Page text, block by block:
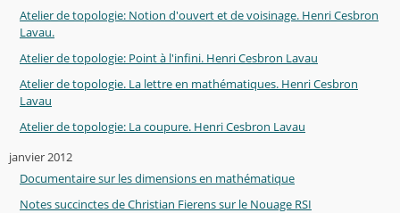
Atelier de topologie: Notion d'ouvert et de voisinage. Henri Cesbron
Lavau.
Atelier de topologie: Point à l'infini. Henri Cesbron Lavau
Atelier de topologie. La lettre en mathématiques. Henri Cesbron
Lavau
Atelier de topologie: La coupure. Henri Cesbron Lavau
janvier 2012
Documentaire sur les dimensions en mathématique
Notes succinctes de Christian Fierens sur le Nouage RSI